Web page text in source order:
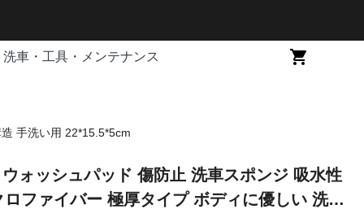
洗車・工具・メンテナンス
手洗い用 22*15.5*5cm
ォッシュパッド 傷防止 洗車スポンジ 吸水性
ファイバー 極厚タイプ ボディに優しい 洗車